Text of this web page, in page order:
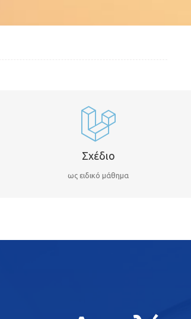
Σχέδιο
ως ειδικό μάθημα
ΣΧΕΔΙΟ
μαθήματα Σχεδίου ως ειδικό μάθημα με πολύ